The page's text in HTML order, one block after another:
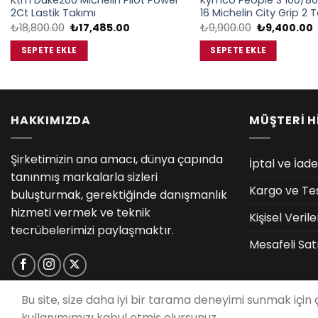
2Ct Lastik Takımı
₺18,800.00 Orijinal
fiyat:
₺18,800.00.
₺17,485.00
SEPETE EKLE
16 Michelin City Grip 2
₺9,900.00 Orijinal
fiyat:
₺9,900.00.
₺9,400.00Şu
SEPETE EKLE
HAKKIMIZDA
Şirketimizin ana amacı, dünya çapında
tanınmış markalarla sizleri
buluşturmak, gerektiğinde danışmanlık
hizmeti vermek ve teknik
tecrübelerimizi paylaşmaktır.
MÜŞTERİ
İptal ve
Kargo ve
Kişisel
Mesafeli
Bu site, size daha iyi bir tarama deneyimi sunmak